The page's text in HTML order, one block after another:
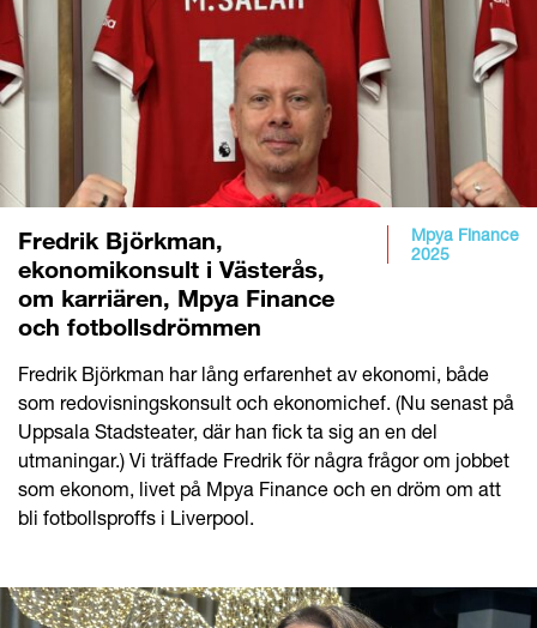
Mpya Finance
2025
Fredrik Björkman,
ekonomikonsult i Västerås,
om karriären, Mpya Finance
och fotbollsdrömmen
Fredrik Björkman har lång erfarenhet av ekonomi, både
som redovisningskonsult och ekonomichef. (Nu senast på
Uppsala Stadsteater, där han fick ta sig an en del
utmaningar.) Vi träffade Fredrik för några frågor om jobbet
som ekonom, livet på Mpya Finance och en dröm om att
bli fotbollsproffs i Liverpool.